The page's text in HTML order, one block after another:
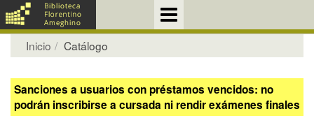
Inicio Catálogo
Sanciones a usuarios con préstamos vencidos: no
podrán inscribirse a cursada ni rendir exámenes finales